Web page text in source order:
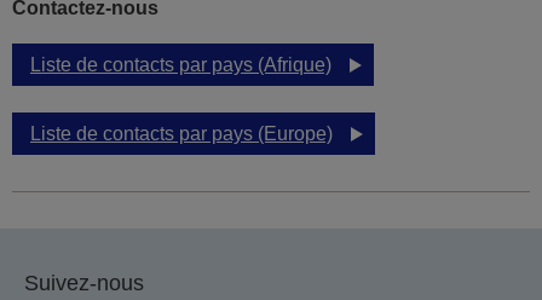
Contactez-nous
Liste de contacts par pays (Afrique)
Liste de contacts par pays (Europe)
Suivez-nous